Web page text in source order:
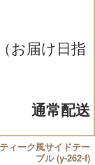
お届け日指
通常配送
ィーク風サイドテー
ブル (y-262-f)